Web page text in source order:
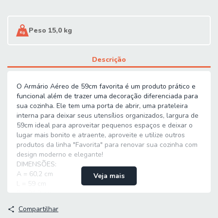
Peso 15,0 kg
Descrição
O Armário Aéreo de 59cm favorita é um produto prático e
funcional além de trazer uma decoração diferenciada para
sua cozinha. Ele tem uma porta de abrir, uma prateleira
interna para deixar seus utensílios organizados, largura de
59cm ideal para aproveitar pequenos espaços e deixar o
lugar mais bonito e atraente, aproveite e utilize outros
produtos da linha "Favorita" para renovar sua cozinha com
design moderno e elegante!
DIMENSÕES:
A = 60,2 cm
L = 59 cm
MARCA: Zanzini
Veja mais
Compartilhar